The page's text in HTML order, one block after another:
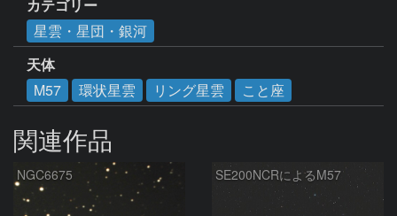
カテゴリー
星雲・星団・銀河
天体
M57
環状星雲 リング星雲 こと座
関連作品
NGC6675 SE200NCRによるM57